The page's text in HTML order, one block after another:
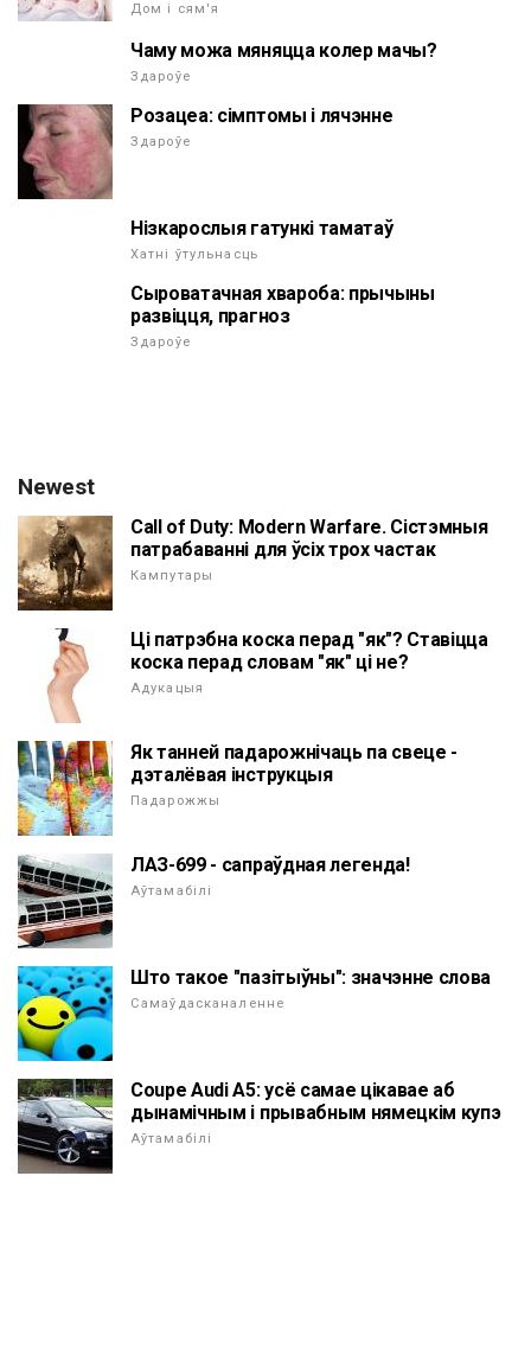
Дом і сям'я
Чаму можа мяняцца колер мачы?
Здароўе
Розацеа: сімптомы і лячэнне
Здароўе
Нізкарослыя гатункі таматаў
Хатні ўтульнасць
Сыроватачная хвароба: прычыны
развіцця, прагноз
Здароўе
Newest
Call of Duty: Modern Warfare. Сістэмныя
патрабаванні для ўсіх трох частак
Кампутары
Ці патрэбна коска перад "як"? Ставіцца
коска перад словам "як" ці не?
Адукацыя
Як танней падарожнічаць па свеце -
дэталёвая інструкцыя
Падарожжы
ЛАЗ-699 - сапраўдная легенда!
Аўтамабілі
Што такое "пазітыўны": значэнне слова
Самаўдасканаленне
Coupe Audi A5: усё самае цікавае аб
дынамічным і прывабным нямецкім купэ
Аўтамабілі